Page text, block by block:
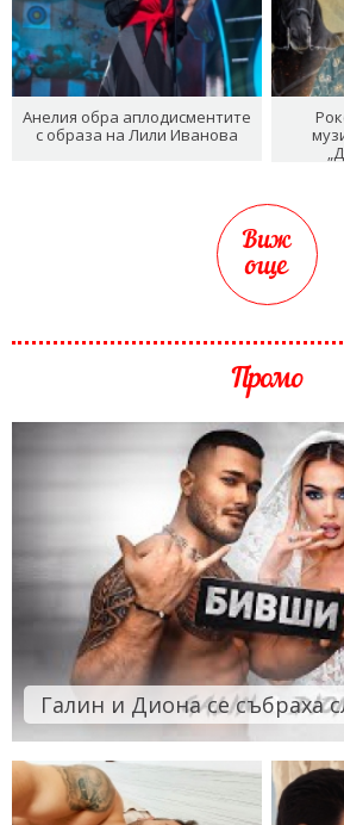
Анелия обра аплодисментите
с образа на Лили Иванова
Виж
още
Промо
Галин и Диона се събраха